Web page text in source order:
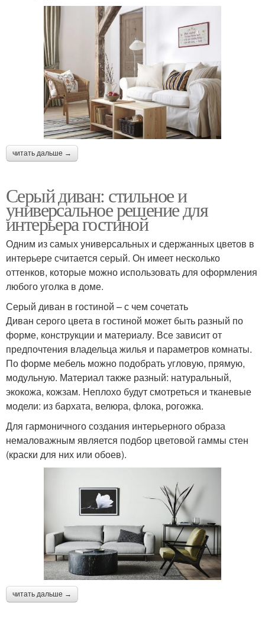
читать дальше →
Серый диван: стильное и
универсальное решение для
интерьера гостиной
Одним из самых универсальных и сдержанных цветов в
интерьере считается серый. Он имеет несколько
оттенков, которые можно использовать для оформления
любого уголка в доме.
Серый диван в гостиной – с чем сочетать
Диван серого цвета в гостиной может быть разный по
форме, конструкции и материалу. Все зависит от
предпочтения владельца жилья и параметров комнаты.
По форме мебель можно подобрать угловую, прямую,
модульную. Материал также разный: натуральный,
экокожа, кожзам. Неплохо будут смотреться и тканевые
модели: из бархата, велюра, флока, рогожка.
Для гармоничного создания интерьерного образа
немаловажным является подбор цветовой гаммы стен
(краски для них или обоев).
читать дальше →